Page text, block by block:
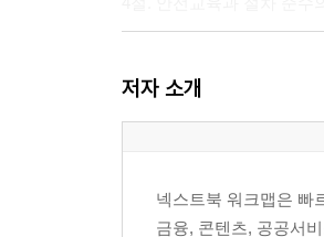
1절. 반입·레벨링·유틸리티
2절. 전기·가스·진공·냉각
4장. 트러블슈팅의 기술,
저자 소개
넥스트북 워크맵은 빠
금융, 콘텐츠, 공공서